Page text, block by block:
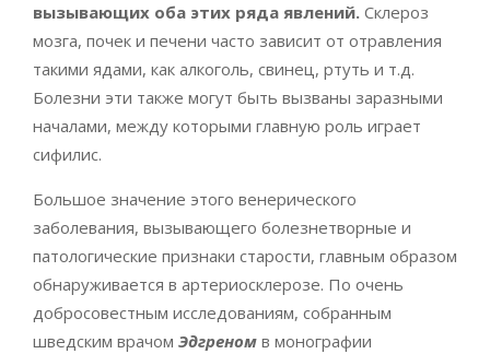
вызывающих оба этих ряда явлений. Склероз
мозга, почек и печени часто зависит от отравления
такими ядами, как алкоголь, свинец, ртуть и т.д.
Болезни эти также могут быть вызваны заразными
началами, между которыми главную роль играет
сифилис.
Большое значение этого венерического
заболевания, вызывающего болезнетворные и
патологические признаки старости, главным образом
обнаруживается в артериосклерозе. По очень
добросовестным исследованиям, собранным
шведским врачом Эдгреном в монографии